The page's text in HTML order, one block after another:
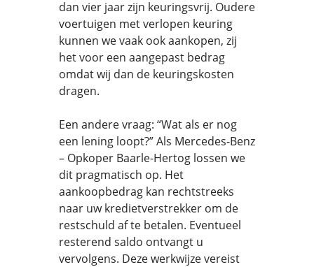
dan vier jaar zijn keuringsvrij. Oudere
voertuigen met verlopen keuring
kunnen we vaak ook aankopen, zij
het voor een aangepast bedrag
omdat wij dan de keuringskosten
dragen.
Een andere vraag: “Wat als er nog
een lening loopt?” Als Mercedes-Benz
– Opkoper Baarle-Hertog lossen we
dit pragmatisch op. Het
aankoopbedrag kan rechtstreeks
naar uw kredietverstrekker om de
restschuld af te betalen. Eventueel
resterend saldo ontvangt u
vervolgens. Deze werkwijze vereist